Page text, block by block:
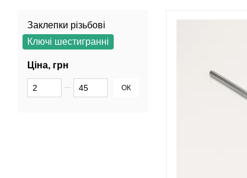
Заклепки різьбові
Ключі шестигранні
Ціна, грн
Від Ціна, грн
До Ціна, грн ОК